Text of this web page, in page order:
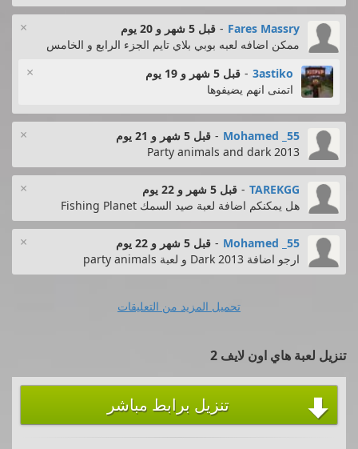
× Fares Massry
- قبل 5 شهر و 20 يوم
ممكن اضافه لعبه بوبي بلاي تايم الجزء الرابع و الخامس
× 3astiko
- قبل 5 شهر و 19 يوم
اتمنى انهم يضيفوها
× Mohamed _55
- قبل 5 شهر و 21 يوم
Party animals and dark 2013
× TAREKGG
- قبل 5 شهر و 22 يوم
هل يمكنكم اضافة لعبة صيد السمك Fishing Planet
× Mohamed _55
- قبل 5 شهر و 22 يوم
ارجو اضافة Dark 2013 و لعبة party animals
تحميل المزيد من التعليقات
تنزيل لعبة هاي اون لايف 2
 تنزيل برابط مباشر